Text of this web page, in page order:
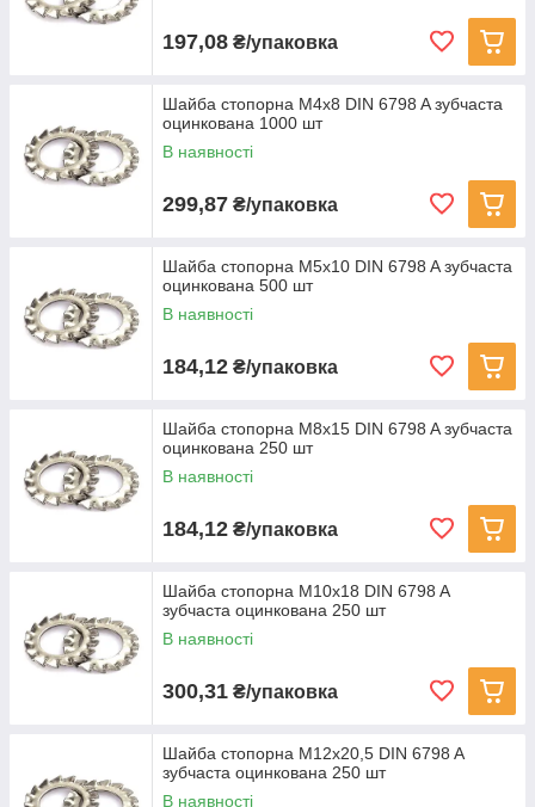
197,08 ₴/упаковка
Шайба стопорна M4x8 DIN 6798 A зубчаста
оцинкована 1000 шт
В наявності
299,87 ₴/упаковка
Шайба стопорна M5x10 DIN 6798 A зубчаста
оцинкована 500 шт
В наявності
184,12 ₴/упаковка
Шайба стопорна M8x15 DIN 6798 A зубчаста
оцинкована 250 шт
В наявності
184,12 ₴/упаковка
Шайба стопорна M10x18 DIN 6798 A
зубчаста оцинкована 250 шт
В наявності
300,31 ₴/упаковка
Шайба стопорна M12x20,5 DIN 6798 A
зубчаста оцинкована 250 шт
В наявності